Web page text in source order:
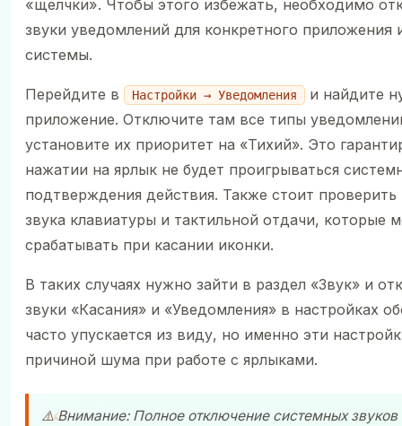
«щелчки». Чтобы этого избежать, необходимо
звуки уведомлений для конкретного приложения
системы.
Перейдите в Настройки → Уведомления
и найдите
приложение. Отключите там все типы
установите их приоритет на «Тихий». Это
нажатии на ярлык не будет проигрываться
подтверждения действия. Также стоит проверить
звука клавиатуры и тактильной отдачи, которые
срабатывать при касании иконки.
В таких случаях нужно зайти в раздел «Звук» и
звуки «Касания» и «Уведомления» в настройках
часто упускается из виду, но именно эти
причиной шума при работе с ярлыками.
⚠️ Внимание: Полное отключение системных